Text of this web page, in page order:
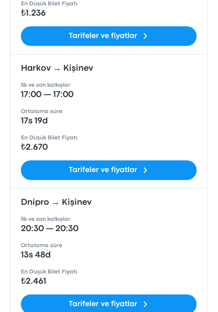
En Düşük Bilet Fiyatı
₺1.236
Tarifeler ve fiyatlar
Harkov → Kişinev
İlk ve son kalkışlar
17:00 — 17:00
Ortalama süre
17s 19d
En Düşük Bilet Fiyatı
₺2.670
Tarifeler ve fiyatlar
Dnipro → Kişinev
İlk ve son kalkışlar
20:30 — 20:30
Ortalama süre
13s 48d
En Düşük Bilet Fiyatı
₺2.461
Tarifeler ve fiyatlar